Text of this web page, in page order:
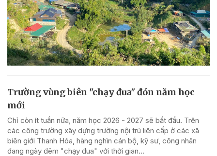
Trường vùng biên "chạy đua" đón năm học
mới
Chỉ còn ít tuần nữa, năm học 2026 - 2027 sẽ bắt đầu. Trên
các công trường xây dựng trường nội trú liên cấp ở các xã
biên giới Thanh Hóa, hàng nghìn cán bộ, kỹ sư, công nhân
đang ngày đêm "chạy đua" với thời gian...